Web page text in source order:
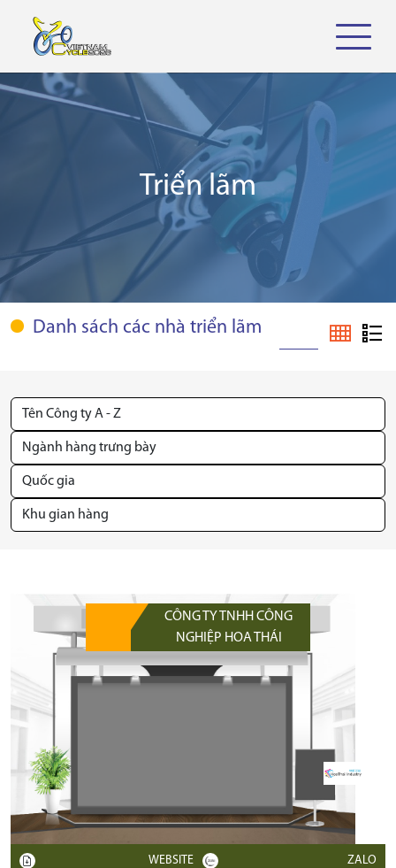
Triển lãm
Danh sách các nhà triển lãm
CÔNG TY TNHH CÔNG
NGHIỆP HOA THÁI
WEBSITE
ZALO